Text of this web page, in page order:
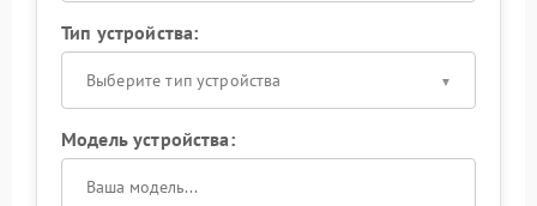
Тип устройства:
Выберите тип устройства
Модель устройства: